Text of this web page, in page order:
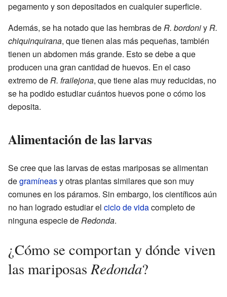
pegamento y son depositados en cualquier superficie.
Además, se ha notado que las hembras deR. bordoniyR.
chiquinquirana, que tienen alas más pequeñas, también
tienen un abdomen más grande. Esto se debe a que
producen una gran cantidad de huevos. En el caso
extremo deR. frailejona, que tiene alas muy reducidas, no
se ha podido estudiar cuántos huevos pone o cómo los
deposita.
Alimentación de las larvas
Se cree que las larvas de estas mariposas se alimentan
degramíneasy otras plantas similares que son muy
comunes en los páramos. Sin embargo, los científicos aún
no han logrado estudiar el ciclo de vidacompleto de
ninguna especie deRedonda.
¿Cómo se comportan y dónde viven
las mariposasRedonda?